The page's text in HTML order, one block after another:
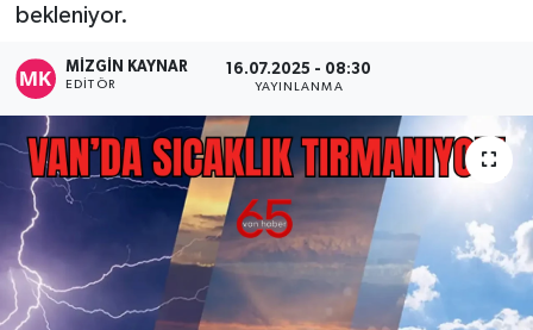
bekleniyor.
MİZGİN KAYNAR
EDITÖR
16.07.2025 - 08:30
YAYINLANMA